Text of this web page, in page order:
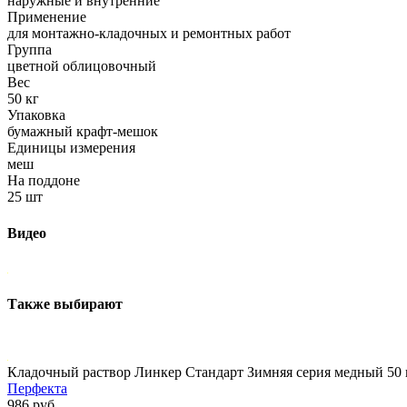
Применение
для монтажно-кладочных и ремонтных работ
Группа
цветной облицовочный
Вес
50 кг
Упаковка
бумажный крафт-мешок
Единицы измерения
меш
На поддоне
25 шт
Видео
Также выбирают
Кладочный раствор Линкер Стандарт Зимняя серия медный 50
Перфекта